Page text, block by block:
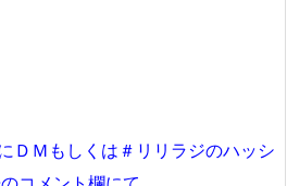
ＤＭもしくは＃リリラジのハッシ